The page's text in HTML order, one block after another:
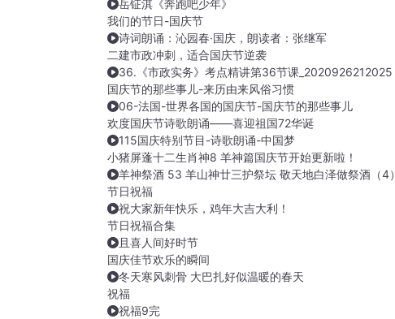
岳钲淇《奔跑吧少年》
我们的节日-国庆节
诗词朗诵：沁园春·国庆，朗读者：张继军
二建市政冲刺，适合国庆节逆袭
36.《市政实务》考点精讲第36节课_2020926212025
国庆节的那些事儿-来历由来风俗习惯
06-法国-世界各国的国庆节-国庆节的那些事儿
欢度国庆节诗歌朗诵——喜迎祖国72华诞
115国庆特别节目-诗歌朗诵-中国梦
小猪屏蓬十二生肖神8 羊神篇国庆节开始更新啦！
羊神祭酒 53 羊山神廿三护祭坛 敬天地白泽做祭酒（4）
节日祝福
祝大家新年快乐，鸡年大吉大利！
节日祝福合集
且喜人间好时节
国庆佳节欢乐的瞬间
冬天寒风刺骨 大巴扎好似温暖的春天
祝福
祝福9完